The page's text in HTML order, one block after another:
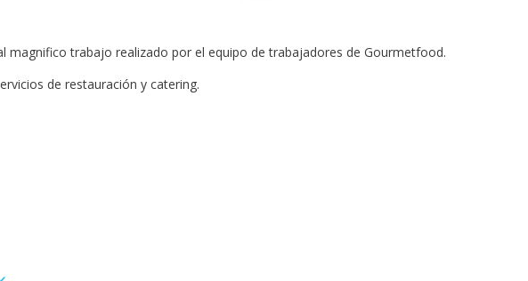
magnifico trabajo realizado por el equipo de trabajadores de Gourmetfood.
de restauración y catering.